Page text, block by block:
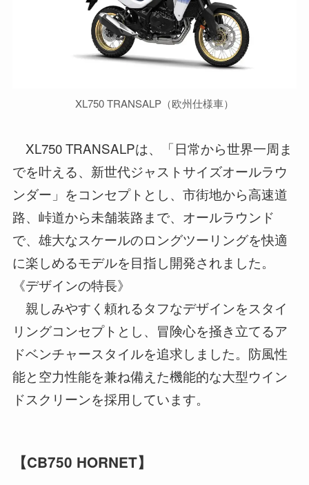
XL750 TRANSALP（欧州仕様車）
XL750 TRANSALPは、「日常から世界一周ま
でを叶える、新世代ジャストサイズオールラウ
ンダー」をコンセプトとし、市街地から高速道
路、峠道から未舗装路まで、オールラウンド
で、雄大なスケールのロングツーリングを快適
に楽しめるモデルを目指し開発されました。
《デザインの特長》
親しみやすく頼れるタフなデザインをスタイ
リングコンセプトとし、冒険心を掻き立てるア
ドベンチャースタイルを追求しました。防風性
能と空力性能を兼ね備えた機能的な大型ウイン
ドスクリーンを採用しています。
【CB750 HORNET】